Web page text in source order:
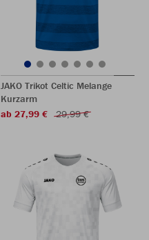
JAKO Trikot Celtic Melange
Kurzarm
ab 27,99 €
29,99 €